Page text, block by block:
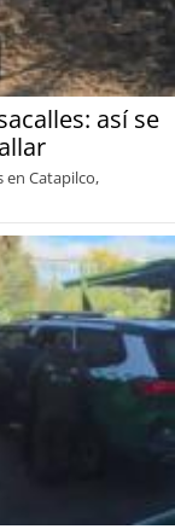
así se
en Catapilco,